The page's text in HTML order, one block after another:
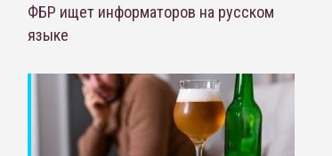
ФБР ищет информаторов на русском
языке